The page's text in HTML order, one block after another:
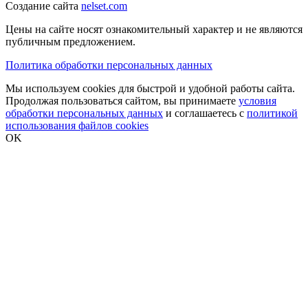
Создание сайта nelset.com
Цены на сайте носят ознакомительный характер и не являются
публичным предложением.
Политика обработки персональных данных
Мы используем cookies для быстрой и удобной работы сайта.
Продолжая пользоваться сайтом, вы принимаете условия
обработки персональных данных и соглашаетесь с политикой
использования файлов cookies
OK